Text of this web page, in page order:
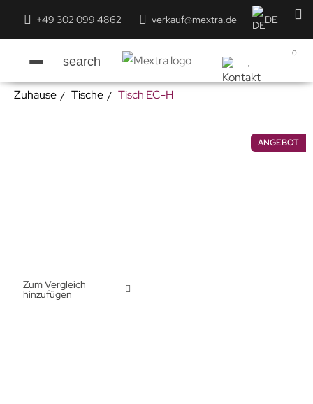
+49 302 099 4862 verkauf@mextra.de DE
search
0
Zuhause Tische Tisch EC-H
Zum Vergleich
hinzufügen
ANGEBOT